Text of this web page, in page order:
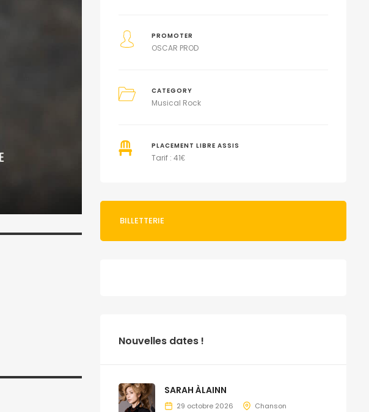
PROMOTER
OSCAR PROD
CATEGORY
Musical Rock
PLACEMENT LIBRE ASSIS
Tarif : 41€
BILLETTERIE
Nouvelles dates !
SARAH ÀLAINN
29 octobre 2026 Chanson